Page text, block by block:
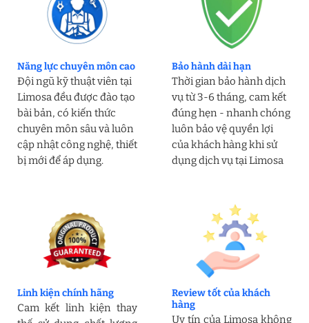
Năng lực chuyên môn cao
Đội ngũ kỹ thuật viên tại
Limosa đều được đào tạo
bài bản, có kiến thức
chuyên môn sâu và luôn
cập nhật công nghệ, thiết
bị mới để áp dụng.
Bảo hành dài hạn
Thời gian bảo hành dịch
vụ từ 3-6 tháng, cam kết
đúng hẹn - nhanh chóng
luôn bảo vệ quyền lợi
của khách hàng khi sử
dụng dịch vụ tại Limosa
Linh kiện chính hãng
Cam kết linh kiện thay
Review tốt của khách
hàng
Uy tín của Limosa không